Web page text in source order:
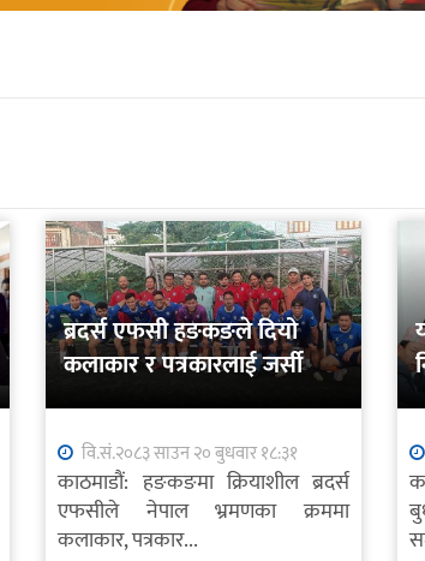
ब्रदर्स एफसी हङकङले दियो
कलाकार र पत्रकारलाई जर्सी
वि.सं.२०८३ साउन २० बुधवार १८:३१
काठमाडौं: हङकङमा क्रियाशील ब्रदर्स
एफसीले नेपाल भ्रमणका क्रममा
कलाकार, पत्रकार...